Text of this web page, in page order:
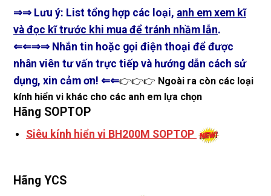
⇒⇒ Lưu ý: List tổng hợp các loại, anh em xem kĩ
và đọc kĩ trước khi mua để tránh nhầm lẫn.
⇐⇐⇒⇒ Nhắn tin hoặc gọi điện thoại để được
nhân viên tư vấn trực tiếp và hướng dẫn cách sử
dụng, xin cảm ơn! ⇐⇐👉👉👉 Ngoài ra còn các loại
kính hiển vi khác cho các anh em lựa chọn
Hãng SOPTOP
Siêu kính hiển vi BH200M SOPTOP
Hãng YCS